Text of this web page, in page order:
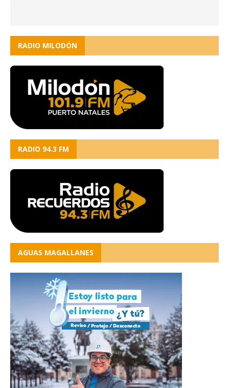
RADIO MILODÓN
RADIO 94.3 FM
AGUAS MAGALLANES